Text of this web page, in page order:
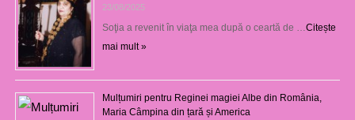
23/08/2025
Soţia a revenit în viaţa mea după o ceartă de … Citește
mai mult »
Mulțumiri pentru Reginei magiei Albe din România,
Maria Câmpina din țară și America